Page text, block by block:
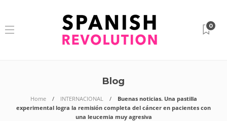
0
Blog
Home INTERNACIONAL
Buenas noticias. Una pastilla
experimental logra la remisión completa del cáncer en pacientes con
una leucemia muy agresiva